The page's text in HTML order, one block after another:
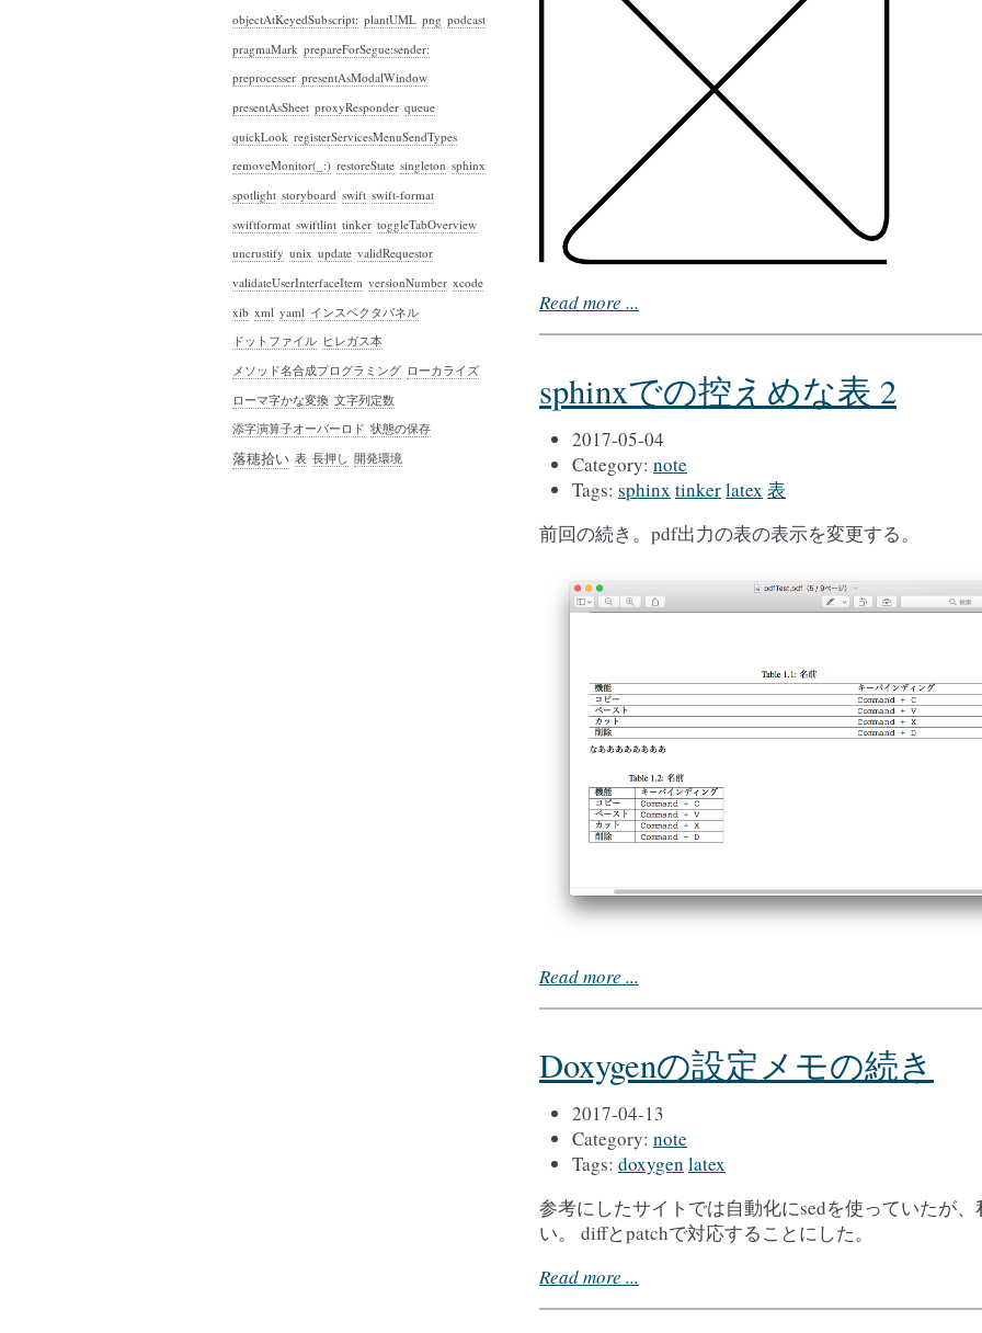
Read more ...
sphinxでの控えめな表 2
2017-05-04
Category: note
Tags: sphinx tinkerlatex 表
前回の続き。pdf出力の表の表示を変更する。
Read more ...
Doxygenの設定メモの続き
2017-04-13
Category: note
Tags: doxygen latex
参考にしたサイトでは自動化にsedを使っていたが
い。 diffとpatchで対応することにした。
Read more ...
objectAtKeyedSubscript: plantUML png podcast
pragmaMark prepareForSegue:sender:
preprocesser presentAsModalWindow
presentAsSheet proxyResponder queue
quickLook registerServicesMenuSendTypes
removeMonitor(_:) restoreState singleton sphinx
spotlight storyboard swift swift-format
swiftformat swiftlint tinker toggleTabOverview
uncrustify unix update validRequestor
validateUserInterfaceItem versionNumber xcode
xib xml yaml インスペクタパネル
ドットファイル ヒレガス本
メソッド名合成プログラミング ローカライズ
ローマ字かな変換 文字列定数
添字演算子オーバーロド 状態の保存
落穂拾い 表 長押し 開発環境